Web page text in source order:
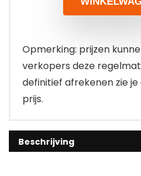
Opmerking: prijzen
verkopers deze
definitief afrekenen zie
prijs.
Beschrijving